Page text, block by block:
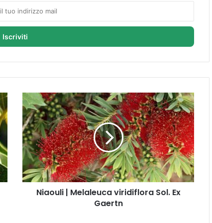
N
i
a
o
u
l
i
|
M
Niaouli | Melaleuca viridiflora Sol. Ex
Gaertn